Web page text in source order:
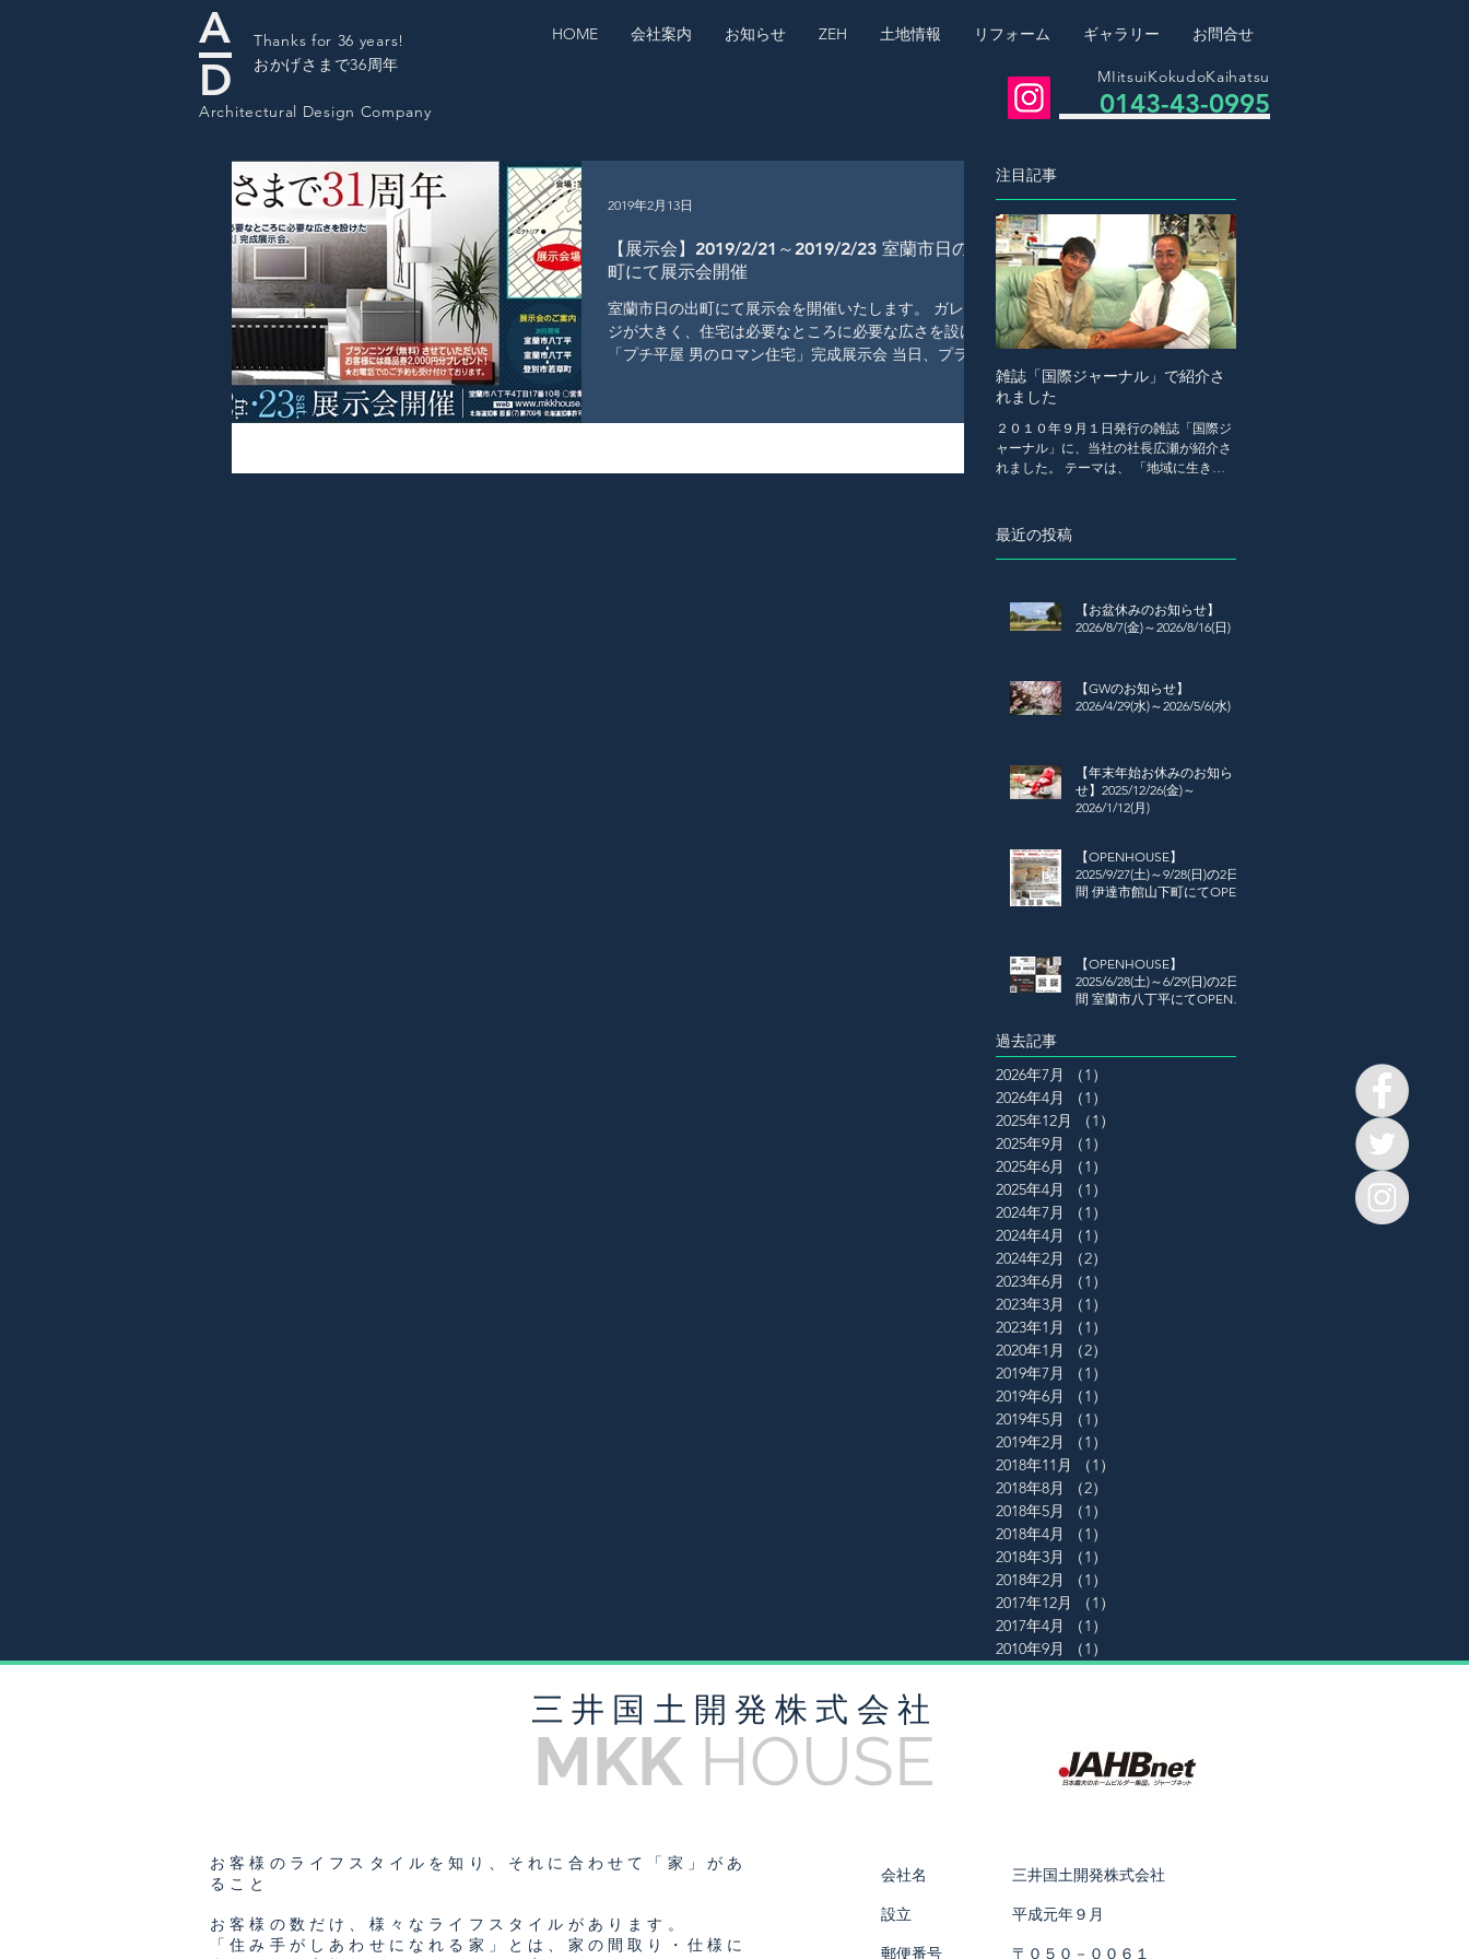
HOME 会社案内 お知らせ ZEH 土地情報 リフォーム ギャラリー お問合せ
Architectural Design Company
D
A
0143-43-0995
MIitsuiKokudoKaihatsu
Thanks for 36 years!
​おかげさまで36周年
【展示会】2019/2/21～2019/2/23 室蘭市日の出
町にて展示会開催
室蘭市日の出町にて展示会を開催いたします。 ガレー
ジが大きく、住宅は必要なところに必要な広さを設けた
「プチ平屋 男のロマン住宅」完成展示会 当日、プラン
2019年2月13日
注目記事
雑誌「国際ジャーナル」で紹介さ
れました
２０１０年９月１日発行の雑誌「国際ジ
ャーナル」に、当社の社長広瀬が紹介さ
れました。 テーマは、 「地域に生きる
念などに触れ、地域とともに生きる企業
最近の投稿
【お盆休みのお知らせ】
2026/8/7(金)～2026/8/16(日)
【GWのお知らせ】
2026/4/29(水)～2026/5/6(水)
【年末年始お休みのお知ら
せ】2025/12/26(金)～
2026/1/12(月)
【OPENHOUSE】
2025/9/27(土)～9/28(日)の2日
間 伊達市館山下町にてOPEN
【OPENHOUSE】
2025/6/28(土)～6/29(日)の2日
間 室蘭市八丁平にてOPEN
過去記事
2026年7月
（1）
2026年4月
（1）
2025年12月
（1）
2025年9月
（1）
2025年6月
（1）
2025年4月
（1）
2024年7月
（1）
2024年4月
（1）
2024年2月
（2）
2023年6月
（1）
2023年3月
（1）
2023年1月
（1）
2020年1月
（2）
2019年7月
（1）
2019年6月
（1）
2019年5月
（1）
2019年2月
（1）
2018年11月
（1）
2018年8月
（2）
2018年5月
（1）
2018年4月
（1）
2018年3月
（1）
2018年2月
（1）
2017年12月
（1）
2017年4月
（1）
2010年9月
（1）
MKKHOUSE
​三井国土開発株式会社
お客様のライフスタイルを知り、それに合わせて「家」があ
ること
お客様の数だけ、様々なライフスタイルがあります。
「住み手がしあわせになれる家」とは、家の間取り・仕様に
会社名
設立
郵便番号
三井国土開発株式会社
平成元年９月
〒０５０－００６１